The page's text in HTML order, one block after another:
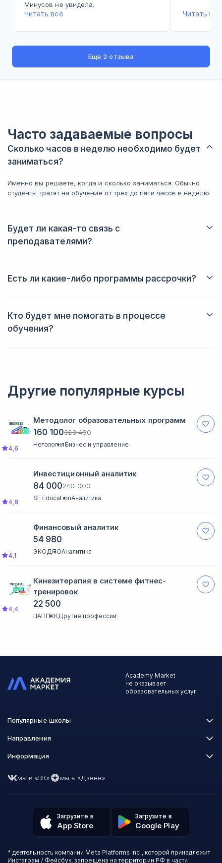
Минусов не увидела.
Читать всё Читать всё
Ещё 2 отзыва
Часто задаваемые вопросы
Сколько часов в неделю необходимо будет
заниматься?
Именно вы решаете, когда и сколько заниматься. Обычно
студенты тратят на обучение от трех до пяти часов в неделю.
Будет ли какая-то связь с
преподавателями?
Есть ли какие-либо программы рассрочки?
Кто будет мне помогать в процессе
обучения?
Другие популярные курсы
Методолог образовательных программ
Нетология Бизнес и управление
4,6
160 100323 400
Инвестиционный аналитик
SF EducationАналитика
4,8
84 000240 000
Финансовый аналитик
ЭКОДПОАналитика
4,1
54 980
Кинезитерапия в системе фитнес-
тренировок
ЦАППККДругие профессии
4,4
22 500
Academy Market
не оказывает
образовательных услуг
Загрузите в
App Store
Загрузите в
Google Play
* деятельность компании Meta Platforms Inc., которой принадлежит
Инстаграм / Фейсбук, запрещена на территории РФ в части
Популярные школы
Skillbox
XYZ School
Skillfactory
Talentsy
ProductStar
Бруноям
Направления
Программирование
Маркетинг
Аналитика
Другие профессии
Красота и здоровье
Информация
Часто задаваемые вопросы
Пользовательское соглашение
Политика обработки данных
Избранные курсы
Акции и скидки
О проекте
мы в «ВК» мы в «Дзене»